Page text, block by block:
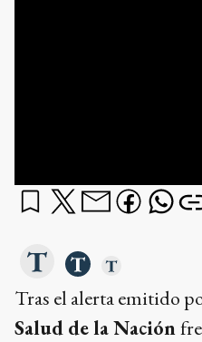
Tras el alerta emitido
Salud de la Nación